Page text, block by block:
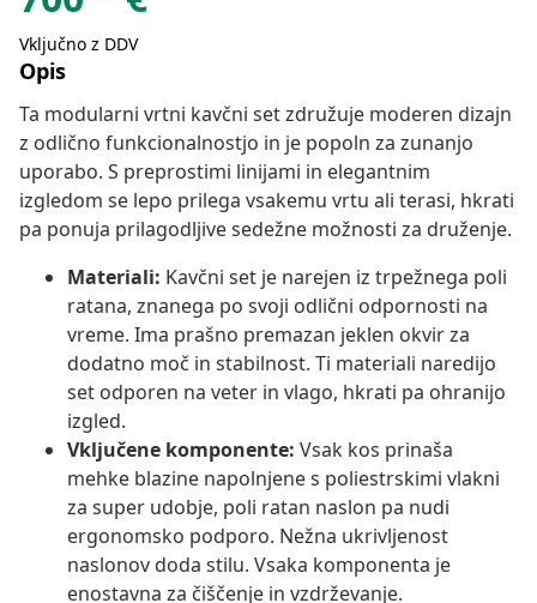
Vključno z DDV
Opis
Ta modularni vrtni kavčni set združuje moderen dizajn
z odlično funkcionalnostjo in je popoln za zunanjo
uporabo. S preprostimi linijami in elegantnim
izgledom se lepo prilega vsakemu vrtu ali terasi, hkrati
pa ponuja prilagodljive sedežne možnosti za druženje.
Materiali: Kavčni set je narejen iz trpežnega poli
ratana, znanega po svoji odlični odpornosti na
vreme. Ima prašno premazan jeklen okvir za
dodatno moč in stabilnost. Ti materiali naredijo
set odporen na veter in vlago, hkrati pa ohranijo
izgled.
Vključene komponente: Vsak kos prinaša
mehke blazine napolnjene s poliestrskimi vlakni
za super udobje, poli ratan naslon pa nudi
ergonomsko podporo. Nežna ukrivljenost
naslonov doda stilu. Vsaka komponenta je
enostavna za čiščenje in vzdrževanje.